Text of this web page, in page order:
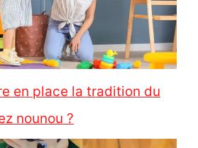
en place la tradition du
nounou ?